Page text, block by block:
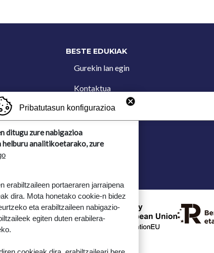
BESTE EDUKIAK
Gurekin lan egin
Kontaktua
Iradokizun postontzia
Pribatutasun konfigurazioa
ditugu zure nabigazioa
analitikoetarako, zure
erabiltzaileen portaeraren jarraipena
dira. Mota honetako cookie-n bidez
eta erabiltzaileen nabigazio-
egiten duten erabilera-